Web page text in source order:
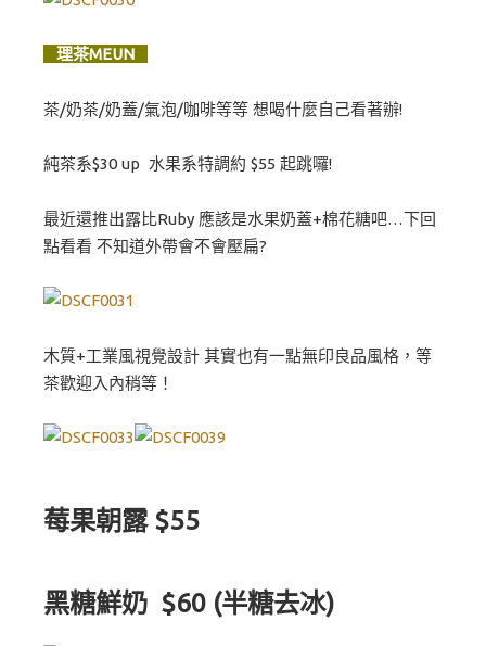
理茶MEUN
茶/奶茶/奶蓋/氣泡/咖啡等等 想喝什麼自己看著辦!
純茶系$30 up 水果系特調約 $55 起跳囉!
最近還推出露比Ruby 應該是水果奶蓋+棉花糖吧…下回
點看看 不知道外帶會不會壓扁?
木質+工業風視覺設計 其實也有一點無印良品風格，等
茶歡迎入內稍等！
莓果朝露 $55
黑糖鮮奶 $60 (半糖去冰)